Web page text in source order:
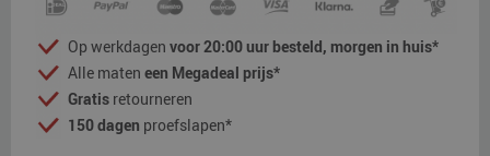
Op werkdagen voor 20:00 uur besteld, morgen in huis*
Alle maten een Megadeal prijs*
Gratis retourneren
150 dagen proefslapen*